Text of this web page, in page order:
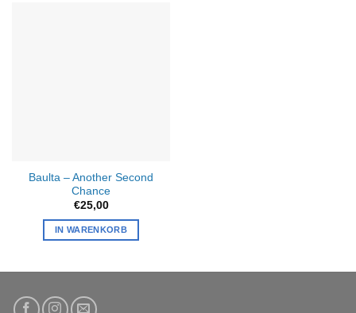
Baulta – Another Second
Chance
€25,00
IN WARENKORB